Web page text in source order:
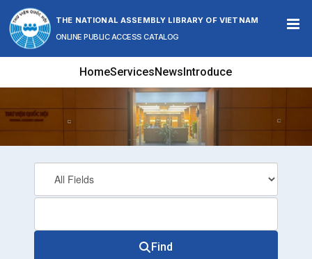
Skip to content
THE NATIONAL ASSEMBLY LIBRARY OF VIETNAM
ONLINE PUBLIC ACCESS CATALOG
HomeServicesNewsIntroduce
Find